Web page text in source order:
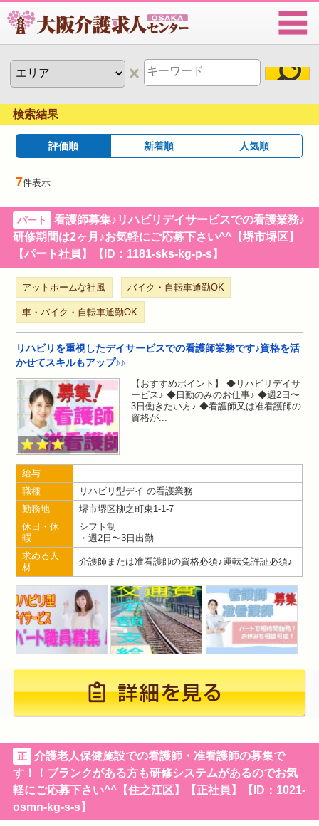
検索結果
評価順 新着順 人気順
7件表示
パート
看護師募集♪リハビリデイサービスでの看護業務♪
研修期間は2ヶ月♪お気軽にご応募下さい^^【堺市堺区】
【パート社員】【ID：1181-sks-kg-p-s】
アットホームな社風 バイク・自転車通勤OK
車・バイク・自転車通勤OK
リハビリを重視したデイサービスでの看護師業務です♪資格を活
かせてスキルもアップ♪♪
【おすすめポイント】 ◆リハビリデイサ
ービス♪ ◆日勤のみのお仕事♪ ◆週2日〜
3日働きたい方♪ ◆看護師又は准看護師の
資格が
給与
職種
リハビリ型デイ の看護業務
勤務地
堺市堺区柳之町東1-1-7
休日・休
暇
シフト制
・週2日〜3日出勤
求める人
材
介護師または准看護師の資格必須♪運転免許証必須♪
正
介護老人保健施設での看護師・准看護師の募集で
す！！ブランクがある方も研修システムがあるのでお気
軽にご応募下さい^^【住之江区】【正社員】【ID：1021-
osmn-kg-s-s】